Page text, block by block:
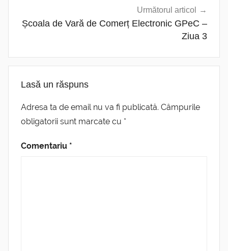
Următorul articol
Școala de Vară de Comerț Electronic GPeC –
Ziua 3
Lasă un răspuns
Adresa ta de email nu va fi publicată. Câmpurile
obligatorii sunt marcate cu *
Comentariu *